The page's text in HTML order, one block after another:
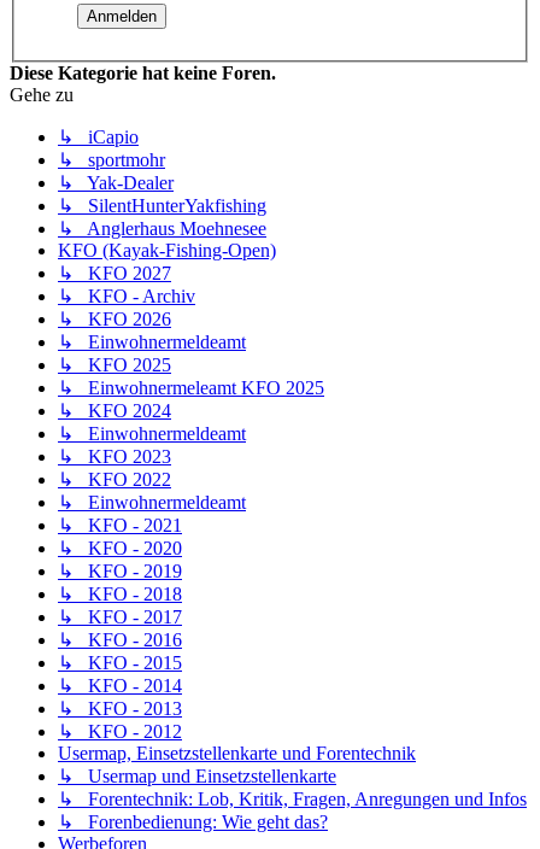
Diese Kategorie hat keine Foren.
Gehe zu
↳ iCapio
↳ sportmohr
↳ Yak-Dealer
↳ SilentHunterYakfishing
↳ Anglerhaus Moehnesee
KFO (Kayak-Fishing-Open)
↳ KFO 2027
↳ KFO - Archiv
↳ KFO 2026
↳ Einwohnermeldeamt
↳ KFO 2025
↳ Einwohnermeleamt KFO 2025
↳ KFO 2024
↳ Einwohnermeldeamt
↳ KFO 2023
↳ KFO 2022
↳ Einwohnermeldeamt
↳ KFO - 2021
↳ KFO - 2020
↳ KFO - 2019
↳ KFO - 2018
↳ KFO - 2017
↳ KFO - 2016
↳ KFO - 2015
↳ KFO - 2014
↳ KFO - 2013
↳ KFO - 2012
Usermap, Einsetzstellenkarte und Forentechnik
↳ Usermap und Einsetzstellenkarte
↳ Forentechnik: Lob, Kritik, Fragen, Anregungen und Infos
↳ Forenbedienung: Wie geht das?
Werbeforen